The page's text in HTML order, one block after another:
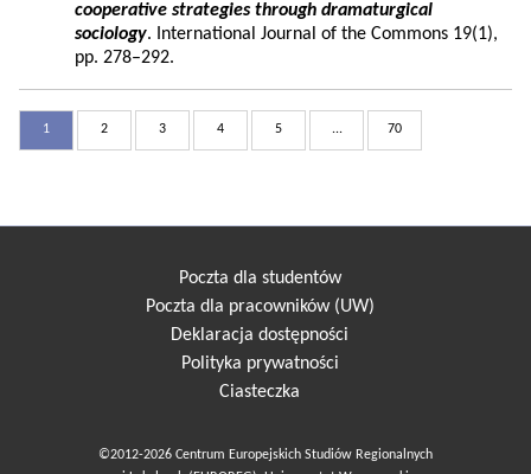
cooperative strategies through dramaturgical
sociology. International Journal of the Commons 19(1),
pp. 278–292.
1 2 3 4 5 ... 70
Poczta dla studentów
Poczta dla pracowników (UW)
Deklaracja dostępności
Polityka prywatności
Ciasteczka
©2012-2026 Centrum Europejskich Studiów Regionalnych